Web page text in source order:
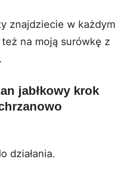
znajdziecie w każdym
na moją surówkę z
.
jabłkowy krok
działania.